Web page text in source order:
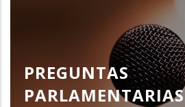
PREGUNTAS
PARLAMENTARIAS